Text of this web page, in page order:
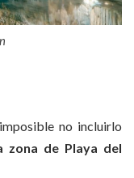
no incluirlo
zona de Playa del